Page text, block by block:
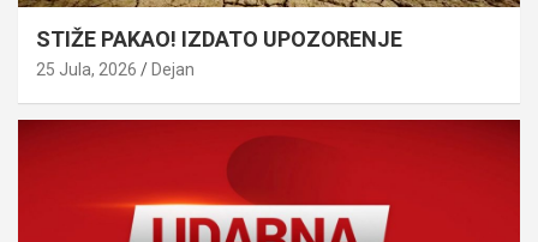
STIŽE PAKAO! IZDATO UPOZORENJE
25 Jula, 2026 Dejan